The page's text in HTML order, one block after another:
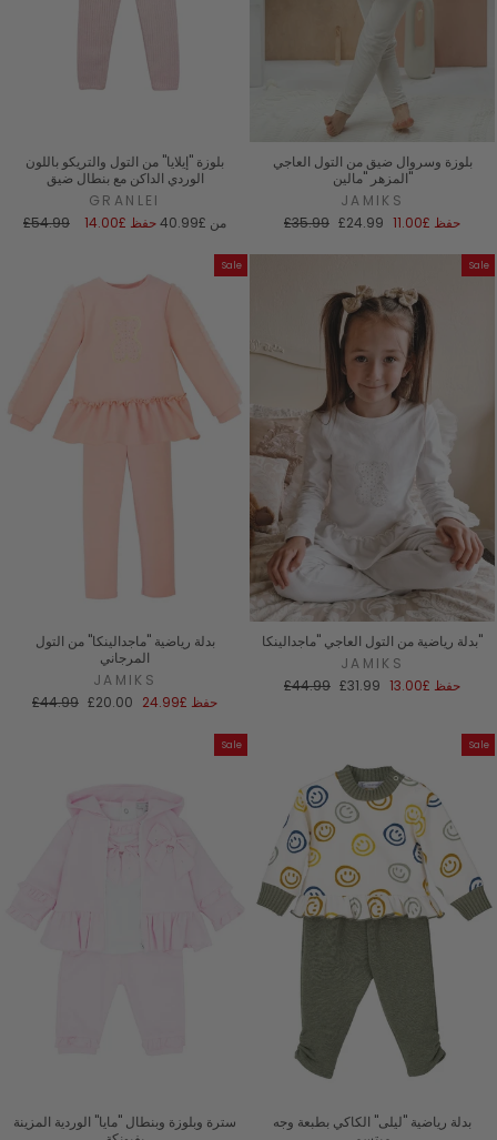
بلوزة "إيلايا" من التول والتريكو باللون
الوردي الداكن مع بنطال ضيق
GRANLEI
السعر
£54.99
سعر
من £40.99 حفظ £14.00
بلوزة وسروال ضيق من التول العاجي
المزهر "مالين"
JAMIKS
السعر
£35.99 سعر
£24.99 حفظ £11.00
Sale
بدلة رياضية "ماجدالينكا" من التول
المرجاني
JAMIKS
السعر
£44.99 سعر
£20.00 حفظ £24.99
Sale
بدلة رياضية من التول العاجي "ماجدالينكا"
JAMIKS
السعر
£44.99 سعر
£31.99 حفظ £13.00
Sale
سترة وبلوزة وبنطال "مايا" الوردية المزينة
Sale
بدلة رياضية "ليلى" الكاكي بطبعة وجه